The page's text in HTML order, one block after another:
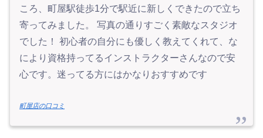
ころ、町屋駅徒歩1分で駅近に新しくできたので立ち
寄ってみました。 写真の通りすごく素敵なスタジオ
でした！ 初心者の自分にも優しく教えてくれて、な
により資格持ってるインストラクターさんなので安
心です。迷ってる方にはかなりおすすめです
町屋店の口コミ